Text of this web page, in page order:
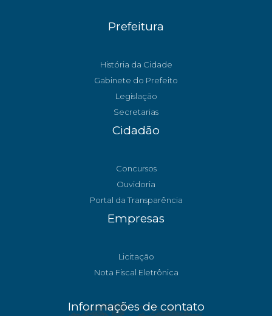
Prefeitura
História da Cidade
Gabinete do Prefeito
Legislação
Secretarias
Cidadão
Concursos
Ouvidoria
Portal da Transparência
Empresas
Licitação
Nota Fiscal Eletrônica
Informações de contato